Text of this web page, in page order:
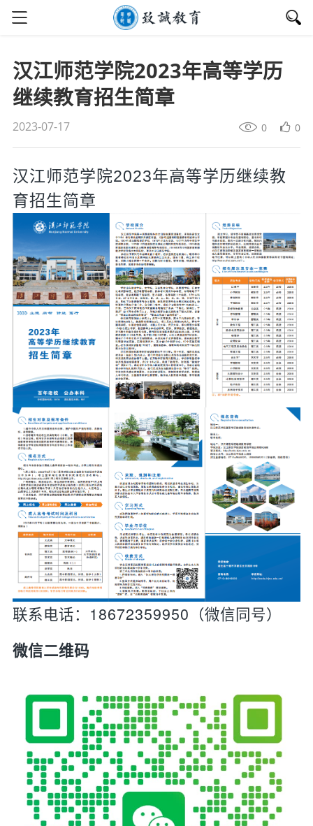
汉江师范学院2023年高等学历
继续教育招生简章
2023-07-17 0 0
汉江师范学院2023年高等学历继续教
育招生简章
联系电话：18672359950（微信同号）
微信二维码